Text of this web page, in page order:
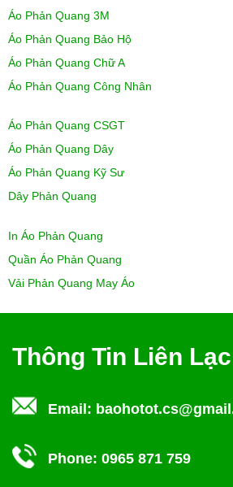
Áo Phản Quang 3M
Áo Phản Quang Bảo Hộ
Áo Phản Quang Chữ A
Áo Phản Quang Công Nhân
Áo Phản Quang CSGT
Áo Phản Quang Dây
Áo Phản Quang Kỹ Sư
Dây Phản Quang
In Áo Phản Quang
Quần Áo Phản Quang
Vải Phản Quang May Áo
Thông Tin Liên Lạc
Email:
Phone: 0965 871 759